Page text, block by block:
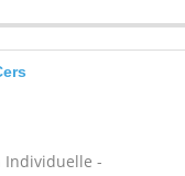
Individuelle -